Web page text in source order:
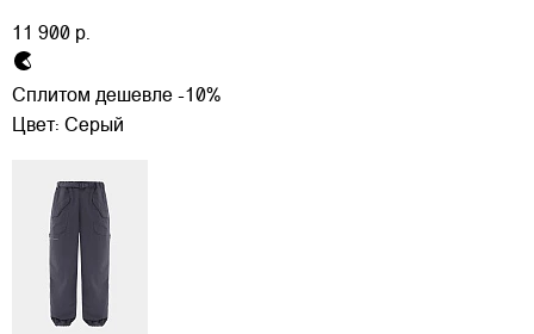
11 900 р.
Сплитом дешевле -10%
Цвет: Серый